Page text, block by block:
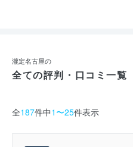
瀧定名古屋の
全ての評判・口コミ一覧
全187件中1〜25件表示